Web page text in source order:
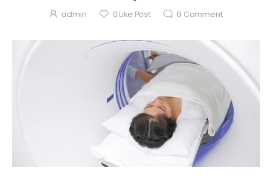
oktober 7, 2021
examine
admin 0 Like Post 0 Comment